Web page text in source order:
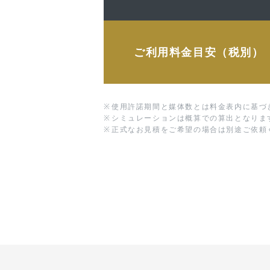
ご利用料金目安（税別）
※ 使用許諾期間と媒体数とは料金表内に基づ
※ シミュレーションは概算での算出となりま
※ 正式なお見積をご希望の場合は別途ご依頼